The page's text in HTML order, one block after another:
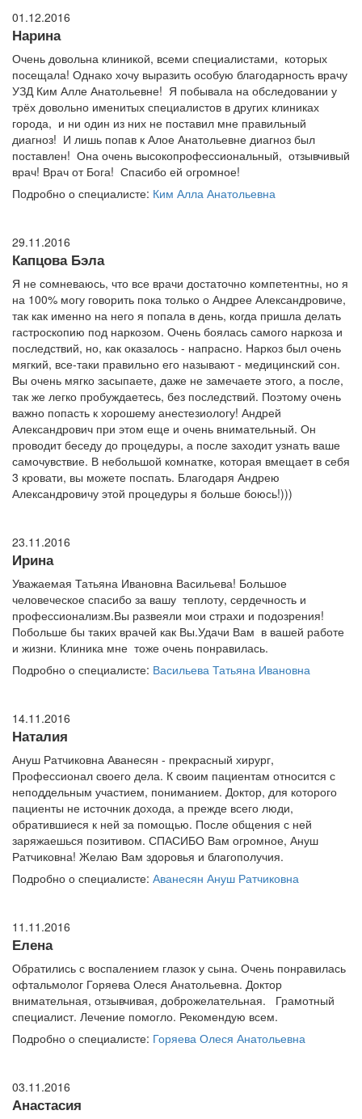
01.12.2016
Нарина
Очень довольна клиникой, всеми специалистами, которых
посещала! Однако хочу выразить особую благодарность врачу
УЗД Ким Алле Анатольевне! Я побывала на обследовании у
трёх довольно именитых специалистов в других клиниках
города, и ни один из них не поставил мне правильный
диагноз! И лишь попав к Алое Анатольевне диагноз был
поставлен! Она очень высокопрофессиональный, отзывчивый
врач! Врач от Бога! Спасибо ей огромное!
Подробно о специалисте: Ким Алла Анатольевна
29.11.2016
Капцова Бэла
Я не сомневаюсь, что все врачи достаточно компетентны, но я
на 100% могу говорить пока только о Андрее Александровиче,
так как именно на него я попала в день, когда пришла делать
гастроскопию под наркозом. Очень боялась самого наркоза и
последствий, но, как оказалось - напрасно. Наркоз был очень
мягкий, все-таки правильно его называют - медицинский сон.
Вы очень мягко засыпаете, даже не замечаете этого, а после,
так же легко пробуждаетесь, без последствий. Поэтому очень
важно попасть к хорошему анестезиологу! Андрей
Александрович при этом еще и очень внимательный. Он
проводит беседу до процедуры, а после заходит узнать ваше
самочувствие. В небольшой комнатке, которая вмещает в себя
3 кровати, вы можете поспать. Благодаря Андрею
Александровичу этой процедуры я больше боюсь!)))
23.11.2016
Ирина
Уважаемая Татьяна Ивановна Васильева! Большое
человеческое спасибо за вашу теплоту, сердечность и
профессионализм.Вы развеяли мои страхи и подозрения!
Побольше бы таких врачей как Вы.Удачи Вам в вашей работе
и жизни. Клиника мне тоже очень понравилась.
Подробно о специалисте: Васильева Татьяна Ивановна
14.11.2016
Наталия
Ануш Ратчиковна Аванесян - прекрасный хирург,
Профессионал своего дела. К своим пациентам относится с
неподдельным участием, пониманием. Доктор, для которого
пациенты не источник дохода, а прежде всего люди,
обратившиеся к ней за помощью. После общения с ней
заряжаешься позитивом. СПАСИБО Вам огромное, Ануш
Ратчиковна! Желаю Вам здоровья и благополучия.
Подробно о специалисте: Аванесян Ануш Ратчиковна
11.11.2016
Елена
Обратились с воспалением глазок у сына. Очень понравилась
офтальмолог Горяева Олеся Анатольевна. Доктор
внимательная, отзывчивая, доброжелательная. Грамотный
специалист. Лечение помогло. Рекомендую всем.
Подробно о специалисте: Горяева Олеся Анатольевна
03.11.2016
Анастасия